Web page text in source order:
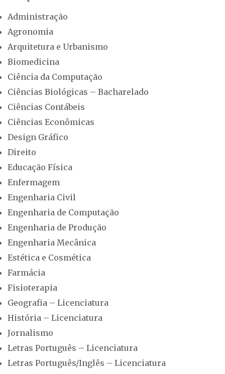
Administração
Agronomia
Arquitetura e Urbanismo
Biomedicina
Ciência da Computação
Ciências Biológicas – Bacharelado
Ciências Contábeis
Ciências Econômicas
Design Gráfico
Direito
Educação Física
Enfermagem
Engenharia Civil
Engenharia de Computação
Engenharia de Produção
Engenharia Mecânica
Estética e Cosmética
Farmácia
Fisioterapia
Geografia – Licenciatura
História – Licenciatura
Jornalismo
Letras Português – Licenciatura
Letras Português/Inglês – Licenciatura